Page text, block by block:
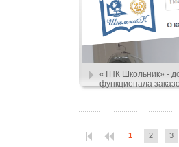
«ТПК Школьник» -
функционала
1 2 3